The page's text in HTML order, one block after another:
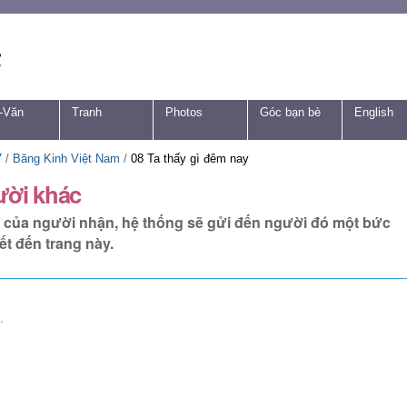
Tranh Photos Góc bạn bè English
/ Băng Kinh Việt Nam / 08 Ta thấy gì đêm nay
khác
người nhận, hệ thống sẽ gửi đến người đó một bức
đến trang này.